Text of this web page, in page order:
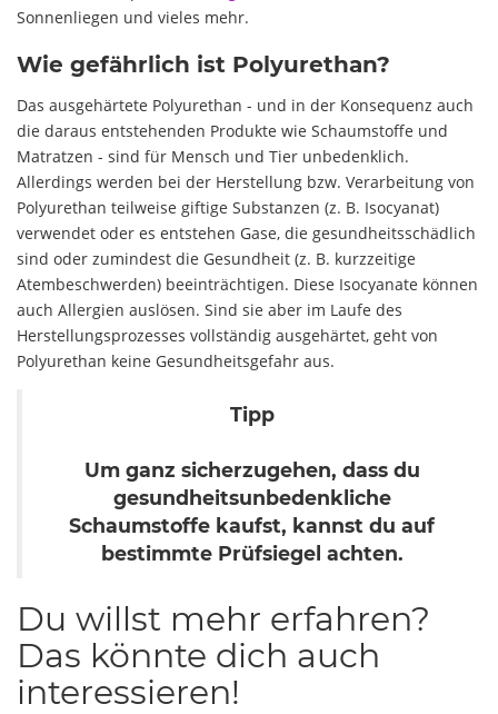
Sonnenliegen und vieles mehr.
Wie gefährlich ist Polyurethan?
Das ausgehärtete Polyurethan - und in der Konsequenz auch
die daraus entstehenden Produkte wie Schaumstoffe und
Matratzen - sind für Mensch und Tier unbedenklich.
Allerdings werden bei der Herstellung bzw. Verarbeitung von
Polyurethan teilweise giftige Substanzen (z. B. Isocyanat)
verwendet oder es entstehen Gase, die gesundheitsschädlich
sind oder zumindest die Gesundheit (z. B. kurzzeitige
Atembeschwerden) beeinträchtigen. Diese Isocyanate können
auch Allergien auslösen. Sind sie aber im Laufe des
Herstellungsprozesses vollständig ausgehärtet, geht von
Polyurethan keine Gesundheitsgefahr aus.
Tipp
Um ganz sicherzugehen, dass du
gesundheitsunbedenkliche
Schaumstoffe kaufst, kannst du auf
bestimmte Prüfsiegel achten.
Du willst mehr erfahren?
Das könnte dich auch
interessieren!